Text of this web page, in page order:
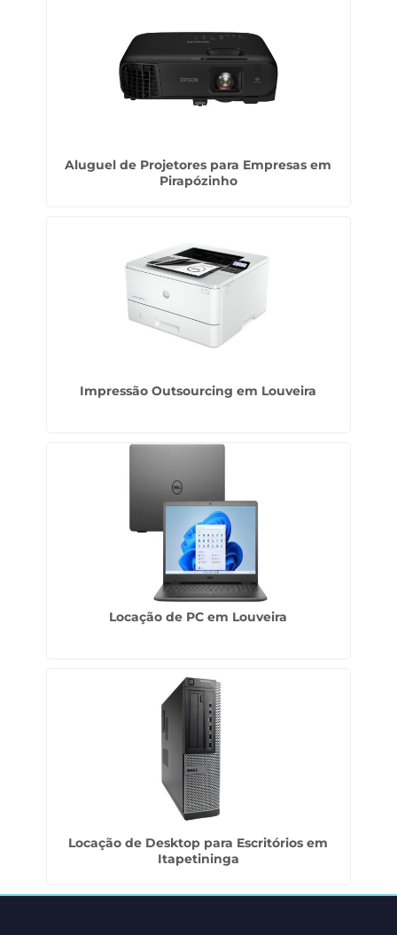
Aluguel de Projetores para Empresas em
Pirapózinho
Impressão Outsourcing em Louveira
Locação de PC em Louveira
Locação de Desktop para Escritórios em
Itapetininga